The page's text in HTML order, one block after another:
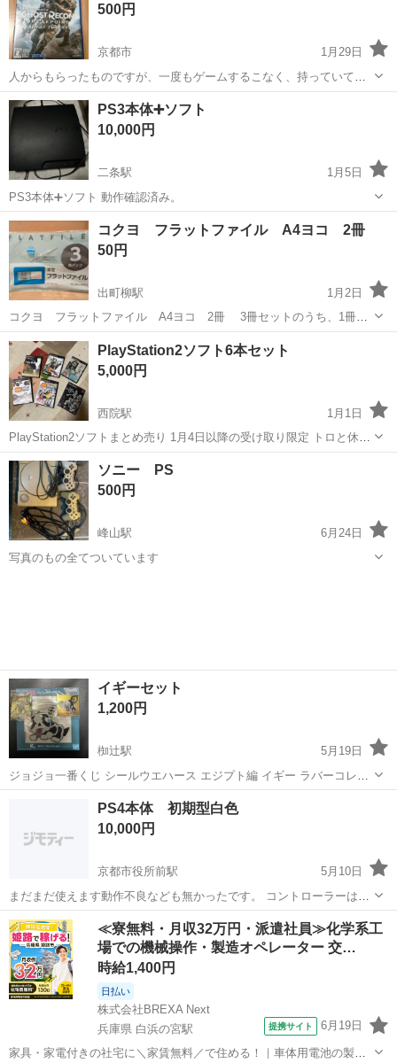
南あわじ市》 人気の工場の...
500円
京都市
1月29日
人からもらったものですが、一度もゲームするこなく、持っていても
仕方がないので出品します。
京都 京都市 テレビゲーム
PS3本体➕ソフト
10,000円
二条駅
1月5日
PS3本体➕ソフト 動作確認済み。
京都 京都市 二条駅 テレビゲーム
コクヨ フラットファイル A4ヨコ 2冊
50円
出町柳駅
1月2日
コクヨ フラットファイル A4ヨコ 2冊 3冊セットのうち、1冊だ
け使用しました。 保存状態により、若干ゆるやかにカーブしています
が、 折り目などはついていませんので、 使用には問題ないかと思いま
す。 引き渡しは、原則...
京都 京都市 テレビゲーム コクヨ
PlayStation2ソフト6本セット
5,000円
西院駅
1月1日
PlayStation2ソフトまとめ売り 1月4日以降の受け取り限定 トロと休日
銀魂 銀さんと一緒！〜 新撰組 Kingdom Hearts（初代） EyeToy Play
2本
京都 京都市 テレビゲーム
ソニー PS
500円
峰山駅
6月24日
写真のもの全てついています
イギーセット
1,200円
椥辻駅
5月19日
ジョジョ一番くじ シールウエハース エジプト編 イギー ラバーコレク
ション シール2枚
椥辻駅 テレビゲーム
PS4本体 初期型白色
10,000円
京都市役所前駅
5月10日
まだまだ使えます動作不良なども無かったです。 コントローラーは付
いてません 直接手渡しのみ 箱無しです
京都 京都市 京都市役所前駅 テレビゲーム PS4
≪寮無料・月収32万円・派遣社員≫化学系工
場での機械操作・製造オペレーター 交…
時給1,400円
日払い
株式会社BREXA Next
兵庫県 白浜の宮駅
提携サイト 6月19日
家具・家電付きの社宅に＼家賃無料／で住める！｜車体用電池の製造